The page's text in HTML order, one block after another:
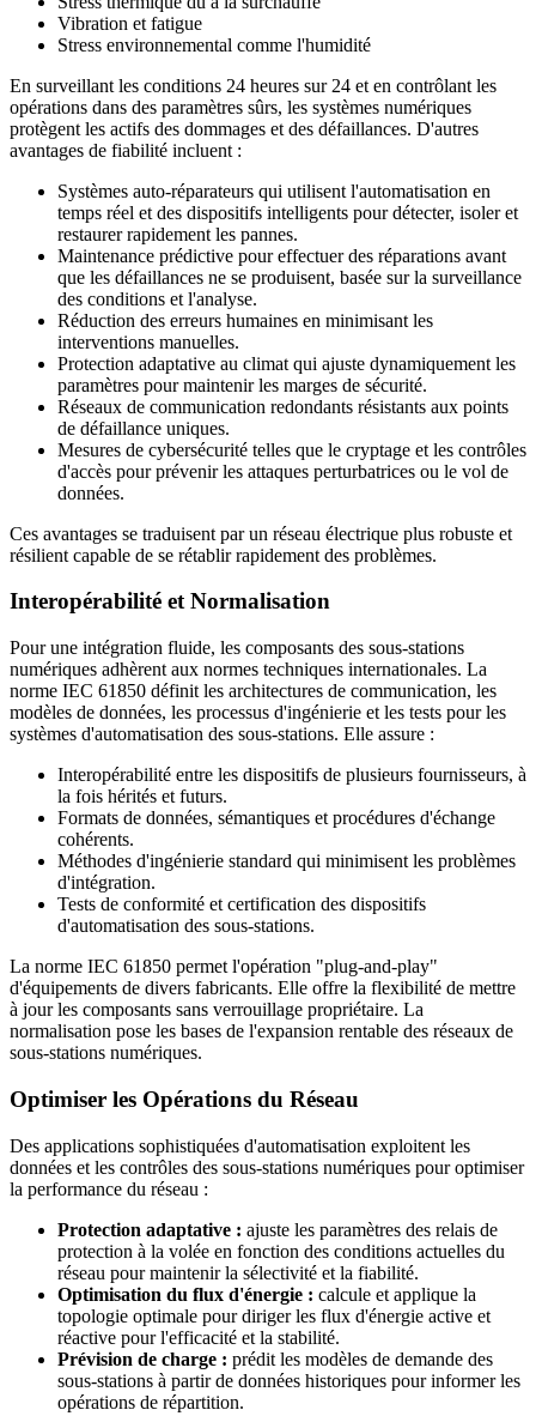
Vibration et fatigue
Stress environnemental comme l'humidité
En surveillant les conditions 24 heures sur 24 et en contrôlant les
opérations dans des paramètres sûrs, les systèmes numériques
protègent les actifs des dommages et des défaillances. D'autres
avantages de fiabilité incluent :
Systèmes auto-réparateurs qui utilisent l'automatisation en
temps réel et des dispositifs intelligents pour détecter, isoler et
restaurer rapidement les pannes.
Maintenance prédictive pour effectuer des réparations avant
que les défaillances ne se produisent, basée sur la surveillance
des conditions et l'analyse.
Réduction des erreurs humaines en minimisant les
interventions manuelles.
Protection adaptative au climat qui ajuste dynamiquement les
paramètres pour maintenir les marges de sécurité.
Réseaux de communication redondants résistants aux points
de défaillance uniques.
Mesures de cybersécurité telles que le cryptage et les contrôles
d'accès pour prévenir les attaques perturbatrices ou le vol de
données.
Ces avantages se traduisent par un réseau électrique plus robuste et
résilient capable de se rétablir rapidement des problèmes.
Interopérabilité et Normalisation
Pour une intégration fluide, les composants des sous-stations
numériques adhèrent aux normes techniques internationales. La
norme IEC 61850 définit les architectures de communication, les
modèles de données, les processus d'ingénierie et les tests pour les
systèmes d'automatisation des sous-stations. Elle assure :
Interopérabilité entre les dispositifs de plusieurs fournisseurs, à
la fois hérités et futurs.
Formats de données, sémantiques et procédures d'échange
cohérents.
Méthodes d'ingénierie standard qui minimisent les problèmes
d'intégration.
Tests de conformité et certification des dispositifs
d'automatisation des sous-stations.
La norme IEC 61850 permet l'opération "plug-and-play"
d'équipements de divers fabricants. Elle offre la flexibilité de mettre
à jour les composants sans verrouillage propriétaire. La
normalisation pose les bases de l'expansion rentable des réseaux de
sous-stations numériques.
Optimiser les Opérations du Réseau
Des applications sophistiquées d'automatisation exploitent les
données et les contrôles des sous-stations numériques pour optimiser
la performance du réseau :
Protection adaptative : ajuste les paramètres des relais de
protection à la volée en fonction des conditions actuelles du
réseau pour maintenir la sélectivité et la fiabilité.
Optimisation du flux d'énergie : calcule et applique la
topologie optimale pour diriger les flux d'énergie active et
réactive pour l'efficacité et la stabilité.
Prévision de charge : prédit les modèles de demande des
sous-stations à partir de données historiques pour informer les
opérations de répartition.